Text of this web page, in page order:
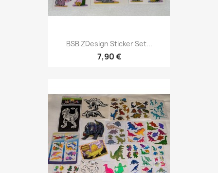
BSB ZDesign Sticker Set...
7,90 €